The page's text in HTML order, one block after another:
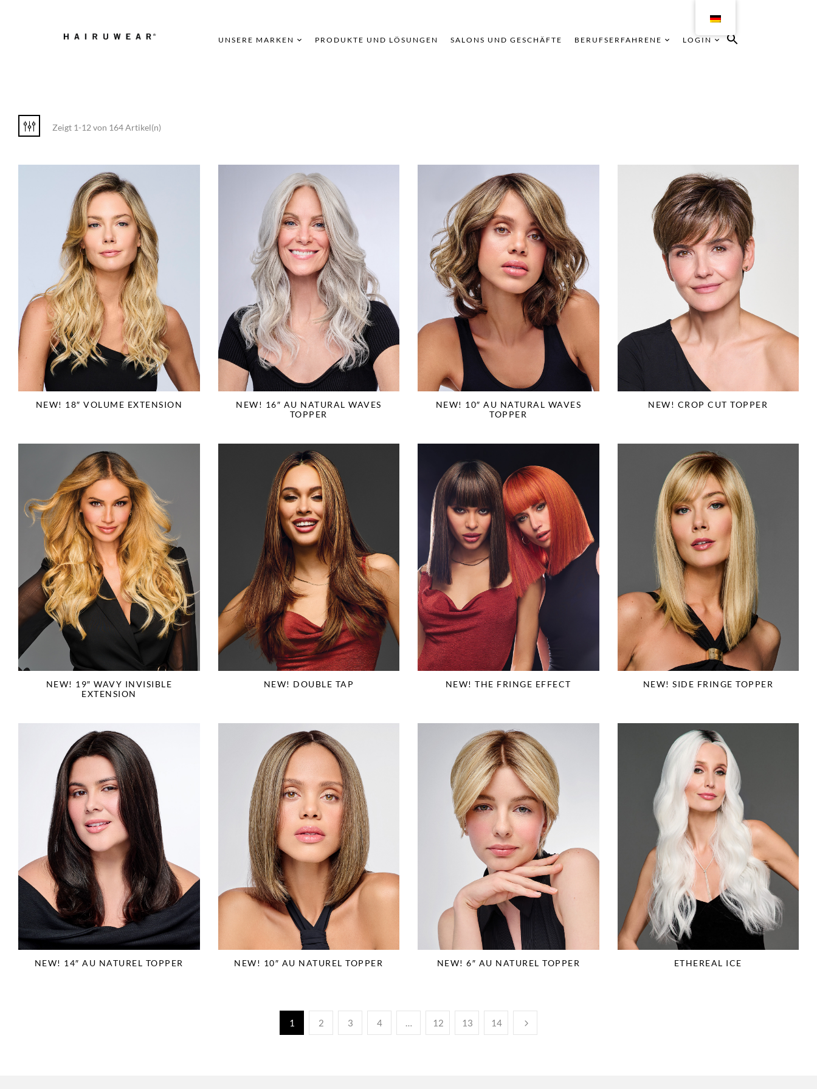
UNSERE MARKEN PRODUKTE UND LÖSUNGEN SALONS UND GESCHÄFTE BERUFSERFAHRENE LOGIN
Zeigt 1-12 von 164 Artikel(n)
NEW! 18″ VOLUME EXTENSION
NEW! 16″ AU NATURAL WAVES
TOPPER
NEW! 10″ AU NATURAL WAVES
TOPPER
NEW! CROP CUT TOPPER
NEW! 19″ WAVY INVISIBLE
EXTENSION
NEW! DOUBLE TAP NEW! THE FRINGE EFFECT NEW! SIDE FRINGE TOPPER
NEW! 14″ AU NATUREL TOPPER NEW! 10″ AU NATUREL TOPPER NEW! 6″ AU NATUREL TOPPER ETHEREAL ICE
1 2 3 4 … 12 13 14